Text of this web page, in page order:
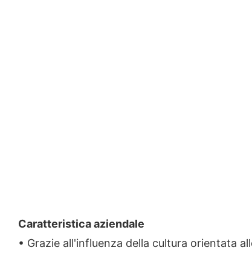
Caratteristica aziendale
• Grazie all'influenza della cultura orientata